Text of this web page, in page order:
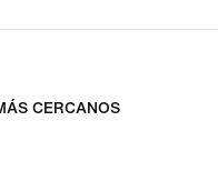
CERCANOS